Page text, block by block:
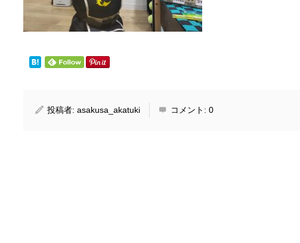
投稿者:asakusa_akatuki コメント:0